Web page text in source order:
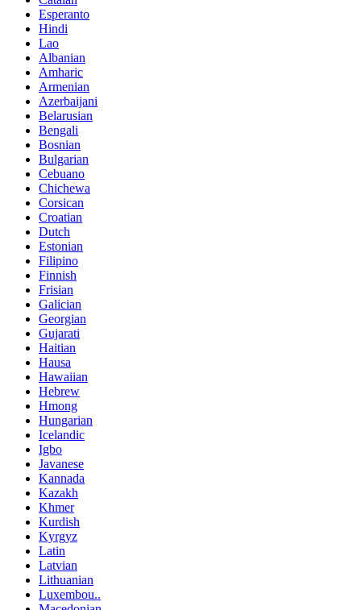
Esperanto
Hindi
Lao
Albanian
Amharic
Armenian
Azerbaijani
Belarusian
Bengali
Bosnian
Bulgarian
Cebuano
Chichewa
Corsican
Croatian
Dutch
Estonian
Filipino
Finnish
Frisian
Galician
Georgian
Gujarati
Haitian
Hausa
Hawaiian
Hebrew
Hmong
Hungarian
Icelandic
Igbo
Javanese
Kannada
Kazakh
Khmer
Kurdish
Kyrgyz
Latin
Latvian
Lithuanian
Luxembou..